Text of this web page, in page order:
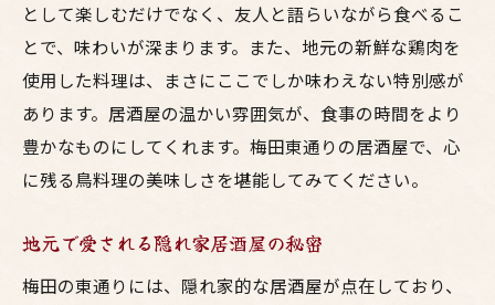
居酒屋での会話を盛り上げる料理の秘密
家族との大切な時間を彩る梅田東通りの居酒屋
家族で楽しむ居酒屋の温かい雰囲気
子供も喜ぶ居酒屋のメニュー選び
家族の絆を深める鳥料理の魅力
梅田東通りでの家族との思い出作り
居酒屋での家族写真を素敵に残す方法
として楽しむだけでなく、友人と語らいながら食べるこ
とで、味わいが深まります。また、地元の新鮮な鶏肉を
使用した料理は、まさにここでしか味わえない特別感が
あります。居酒屋の温かい雰囲気が、食事の時間をより
豊かなものにしてくれます。梅田東通りの居酒屋で、心
に残る鳥料理の美味しさを堪能してみてください。
地元で愛される隠れ家居酒屋の秘密
梅田の東通りには、隠れ家的な居酒屋が点在しており、